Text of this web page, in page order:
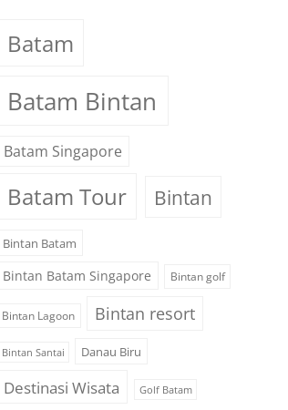
Batam
Batam Bintan
Batam Singapore
Batam Tour Bintan
Bintan Batam
Bintan Batam Singapore Bintan golf
Bintan Lagoon Bintan resort
Bintan Santai Danau Biru
Destinasi Wisata Golf Batam